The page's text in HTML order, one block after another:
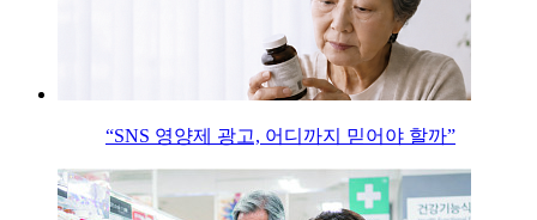
“SNS 영양제 광고, 어디까지 믿어야 할까”